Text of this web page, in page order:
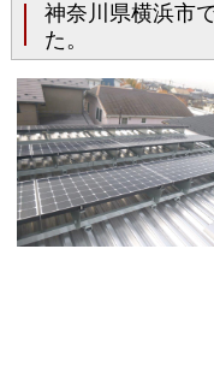
神奈川県横浜市
た。